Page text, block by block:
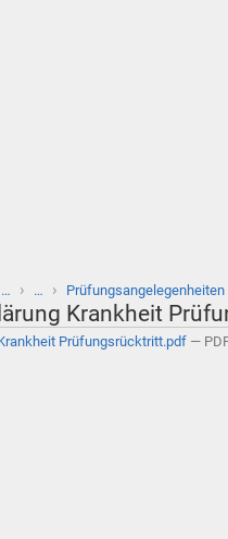
… › … › Prüfungsangelegenheiten
Krankheit
Prüfungsrücktritt.pdf —